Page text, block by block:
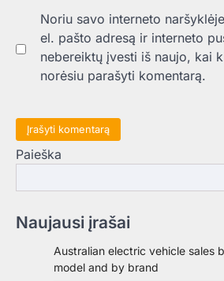
Noriu savo interneto
el. pašto adresą ir interneto
nebereiktų įvesti iš naujo, kai
norėsiu parašyti komentarą.
Paieška
Naujausi įrašai
Australian electric vehicle sales
model and by brand